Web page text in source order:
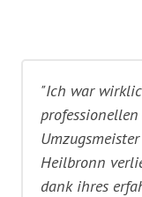
"Ich war
Heilbronn
dank ihres